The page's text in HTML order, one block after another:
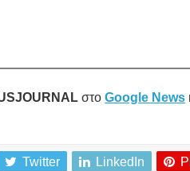
στο Google News
Twitter LinkedIn